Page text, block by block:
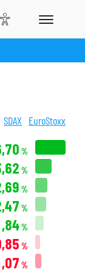
SDAX EuroStoxx
%
%
%
%
%
%
%